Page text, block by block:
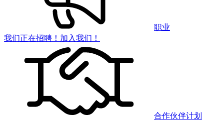
职业
我们正在招聘！加入我们！
合作伙伴计划